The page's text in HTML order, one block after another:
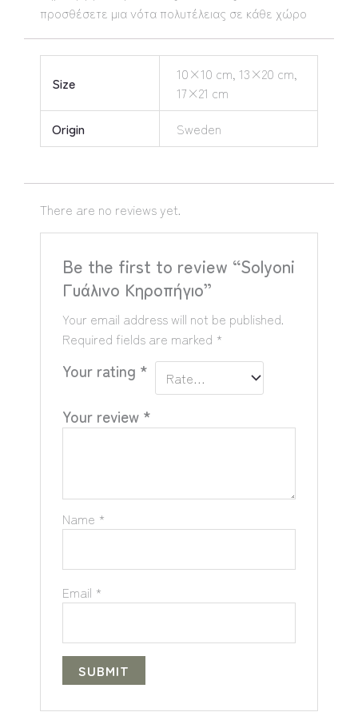
προσθέσετε μια νότα πολυτέλειας σε κάθε χώρο
Size
10×10 cm, 13×20 cm,
17×21 cm
Origin
Sweden
There are no reviews yet.
Be the first to review “Solyoni
Γυάλινο Κηροπήγιο”
Your email address will not be published.
Required fields are marked *
Your rating *
Your review *
Name *
Email *